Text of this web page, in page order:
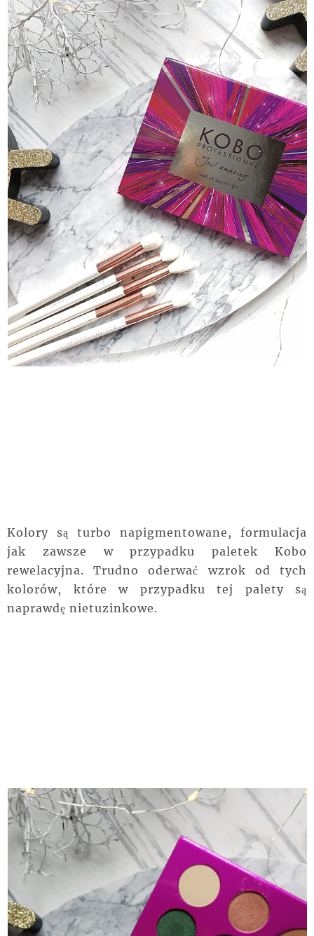
Kolory są turbo napigmentowane, formulacja
jak zawsze w przypadku paletek Kobo
rewelacyjna. Trudno oderwać wzrok od tych
kolorów, które w przypadku tej palety są
naprawdę nietuzinkowe.